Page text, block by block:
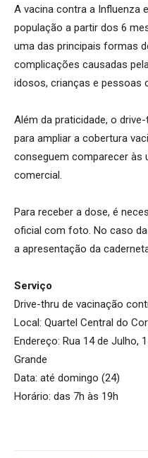
A vacina contra a Influenza
população a partir dos 6
uma das principais formas
complicações causadas
idosos, crianças e pessoas
Além da praticidade, o
para ampliar a cobertura
conseguem comparecer às
comercial.
Para receber a dose, é
oficial com foto. No caso
a apresentação da
Serviço
Drive-thru de vacinação
Local: Quartel Central do
Endereço: Rua 14 de Julho,
Grande
Data: até domingo (24)
Horário: das 7h às 19h